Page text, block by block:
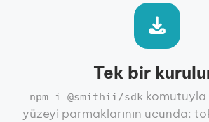
Tek bir
npm i @smithii/sdk komutuyla
yüzeyi parmaklarının ucunda: